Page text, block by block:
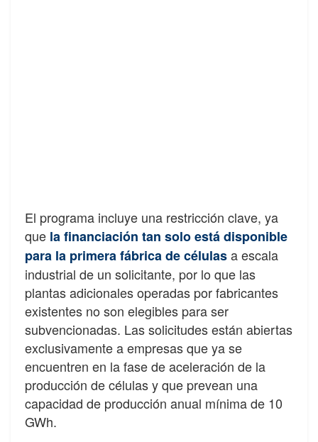
El programa incluye una restricción clave, ya
que la financiación tan solo está disponible
para la primera fábrica de célulasa escala
industrial de un solicitante, por lo que las
plantas adicionales operadas por fabricantes
existentes no son elegibles para ser
subvencionadas. Las solicitudes están abiertas
exclusivamente a empresas que ya se
encuentren en la fase de aceleración de la
producción de células y que prevean una
capacidad de producción anual mínima de 10
GWh.